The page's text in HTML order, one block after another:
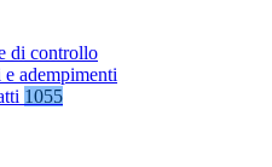
di controllo
adempimenti
1055